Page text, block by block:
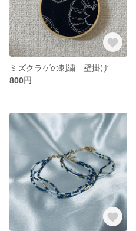
ミズクラゲの刺繍 壁掛け
800円